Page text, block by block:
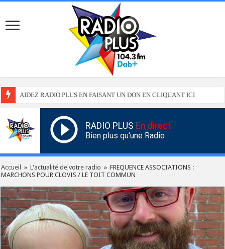
AIDEZ RADIO PLUS EN FAISANT UN DON EN CLIQUANT ICI
RADIO PLUS En direct
Bien plus qu'une Radio
Accueil » L'actualité de votre radio » FREQUENCE ASSOCIATIONS :
MARCHONS POUR CLOVIS / LE TOIT COMMUN